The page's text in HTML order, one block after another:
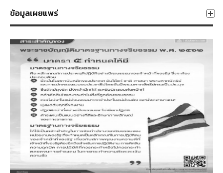
ข้อมูลเผยแพร่